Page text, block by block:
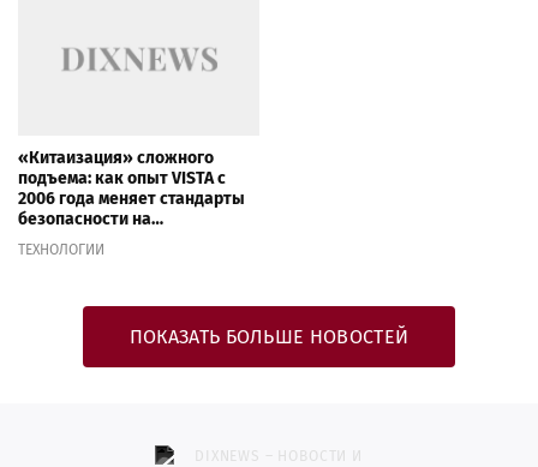
«Китаизация» сложного
подъема: как опыт VISTA с
2006 года меняет стандарты
безопасности на
стройплощадках
ТЕХНОЛОГИИ
ПОКАЗАТЬ БОЛЬШЕ НОВОСТЕЙ